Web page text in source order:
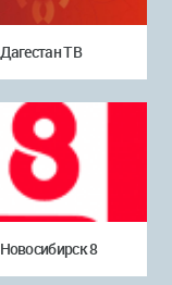
Дагестан ТВ
Новосибирск 8